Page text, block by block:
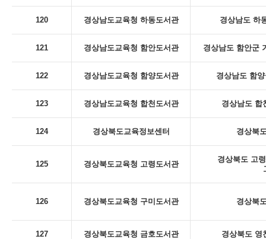
120 경상남도교육청 하동도서관 경상남도 하
121 경상남도교육청 함안도서관 경상남도 함안군
122 경상남도교육청 함양도서관 경상남도 함
123 경상남도교육청 합천도서관 경상남도 합
124 경상북도교육정보센터 경상북
125 경상북도교육청 고령도서관
경상북도 고
126 경상북도교육청 구미도서관 경상북
127 경상북도교육청 금호도서관 경상북도 영